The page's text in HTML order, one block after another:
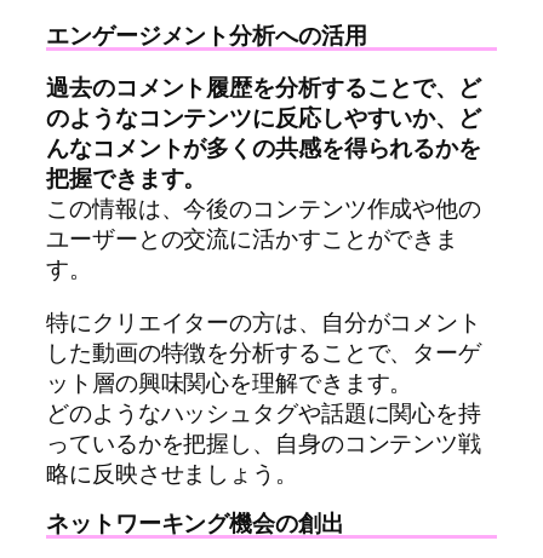
エンゲージメント分析への活用
過去のコメント履歴を分析することで、ど
のようなコンテンツに反応しやすいか、ど
んなコメントが多くの共感を得られるかを
把握できます。
この情報は、今後のコンテンツ作成や他の
ユーザーとの交流に活かすことができま
す。
特にクリエイターの方は、自分がコメント
した動画の特徴を分析することで、ターゲ
ット層の興味関心を理解できます。
どのようなハッシュタグや話題に関心を持
っているかを把握し、自身のコンテンツ戦
略に反映させましょう。
ネットワーキング機会の創出